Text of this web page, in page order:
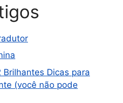
Brilhantes Dicas para
(você não pode